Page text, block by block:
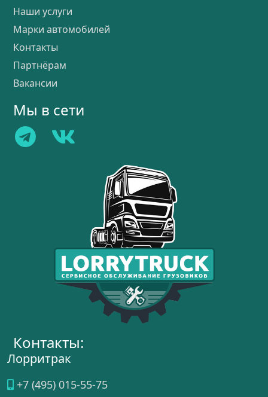
Наши услуги
Марки автомобилей
Контакты
Партнёрам
Вакансии
Мы в сети
Контакты:
Лорритрак
+7 (495) 015-55-75